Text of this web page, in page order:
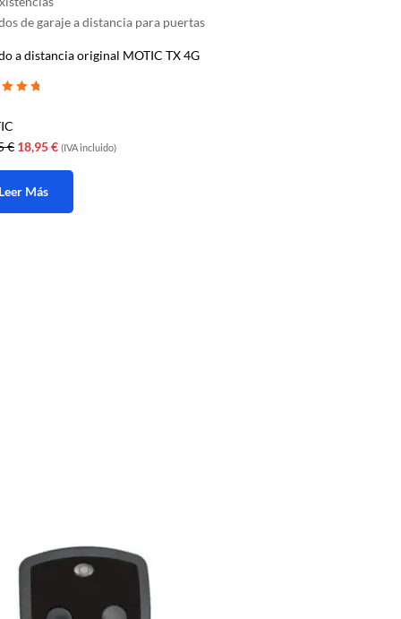
de garaje a distancia para puertas
a distancia original MOTIC TX 4G
€ El
precio
original
era:
18,95€El
precio
es:
(IVA incluido)
Más